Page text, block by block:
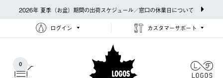
2026年 夏季（お盆）期間の出荷スケジュール／窓口の休業日について
ログイン カスタマーサポート
0